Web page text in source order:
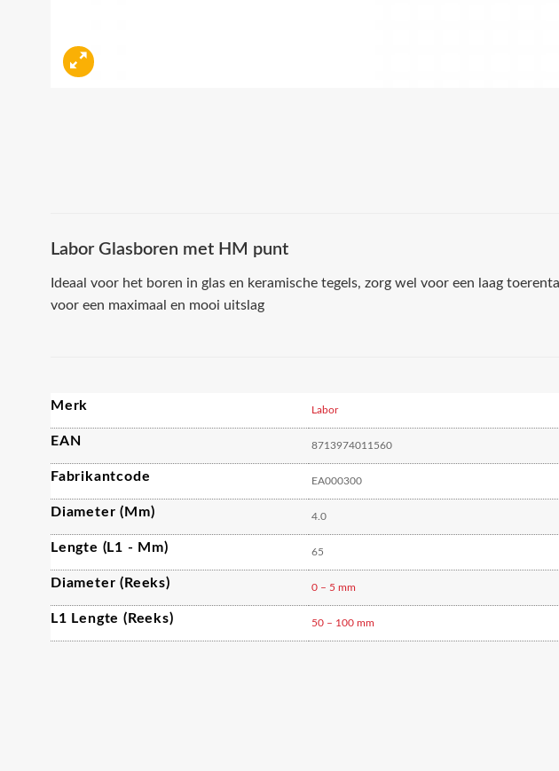
Labor Glasboren met HM punt
Ideaal voor het boren in glas en keramische tegels, zorg wel voor een laag toerental
voor een maximaal en mooi uitslag
Merk Labor
EAN 8713974011560
Fabrikantcode EA000300
Diameter (mm) 4.0
Lengte (L1 - Mm) 65
Diameter (reeks) 0 – 5 mm
L1 Lengte (reeks) 50 – 100 mm